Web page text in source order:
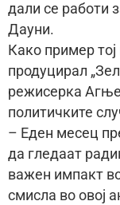
дали се работи
Дауни.
Како пример
продуцирал
режисерка
политичките
– Еден месец
да гледаат
важен импакт
смисла во овој